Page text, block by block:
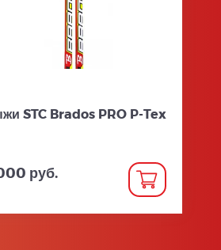
STC Brados PRO P-Tex
руб.